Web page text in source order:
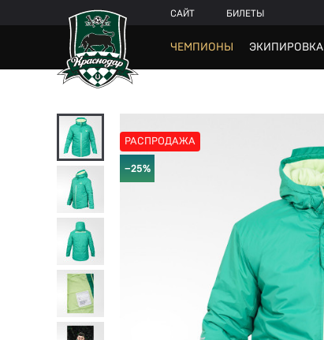
САЙТ БИЛЕТЫ
ЧЕМПИОНЫ ЭКИПИРОВКА
РАСПРОДАЖА
−25%